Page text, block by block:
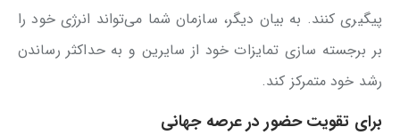
پیگیری کنند. به بیان دیگر، سازمان شما می‌تواند انرژی خود را
بر برجسته سازی تمایزات خود از سایرین و به حداکثر رساندن
رشد خود متمرکز کند.
برای تقویت حضور در عرصه جهانی